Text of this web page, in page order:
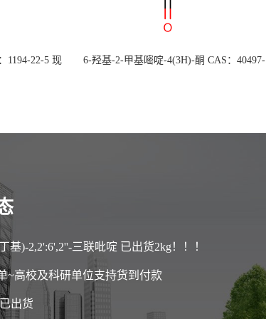
1194-22-5 现
6-羟基-2-甲基嘧啶-4(3H)-酮 CAS：40497-
基)-2,2':6',2''-三联吡啶 已出货2kg！！！
~高校及科研单位支持货到付款
出货